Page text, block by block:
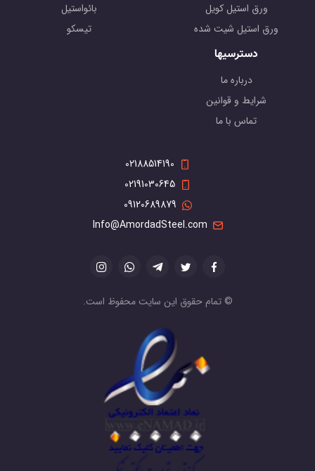
ورق استیل کویل
ورق استیل شیت شده
بائواستیل
تیسکو
دسترسیها
درباره ما
شرایط و قوانین
تماس با ما
02188514190
02191030645
09120689879
Info@AmordadSteel.com
© تمام حقوق این سایت محفوظ است.